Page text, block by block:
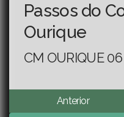
Passos do
Ourique
CM OURIQUE
Anterior